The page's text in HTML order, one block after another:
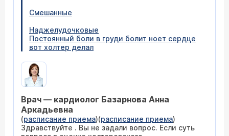
Смешанные
Наджелудочковые
Постоянный боли в груди болит ноет сердце
вот холтер делал
Врач — кардиолог Базарнова Анна
Аркадьевна
(расписание приема)(расписание приема)
Здравствуйте . Вы не задали вопрос. Если суть